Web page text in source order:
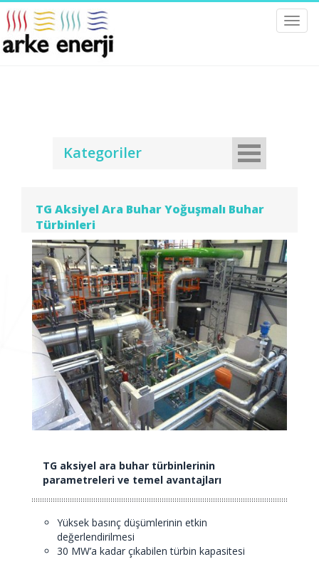
Kategoriler
TG Aksiyel Ara Buhar Yoğuşmalı Buhar
Türbinleri
TG aksiyel ara buhar türbinlerinin
parametreleri ve temel avantajları
Yüksek basınç düşümlerinin etkin
değerlendirilmesi
30 MW’a kadar çıkabilen türbin kapasitesi